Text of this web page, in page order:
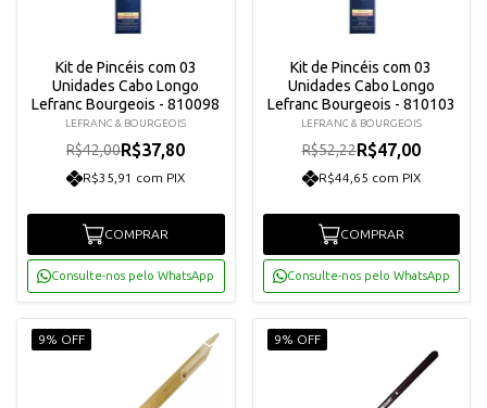
Kit de Pincéis com 03
Unidades Cabo Longo
Lefranc Bourgeois - 810098
LEFRANC & BOURGEOIS
R$42,00R$37,80
R$35,91 com PIX
COMPRAR
Consulte-nos pelo WhatsApp
Kit de Pincéis com 03
Unidades Cabo Longo
Lefranc Bourgeois - 810103
LEFRANC & BOURGEOIS
R$52,22R$47,00
R$44,65 com PIX
COMPRAR
Consulte-nos pelo WhatsApp
9% OFF 9% OFF